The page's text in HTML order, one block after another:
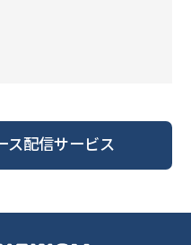
ス配信サービス